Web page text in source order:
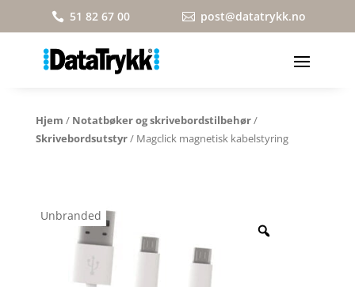
 51 82 67 00  post@datatrykk.no
Hjem / Notatbøker og skrivebordstilbehør/
Skrivebordsutstyr/ Magclick magnetisk kabelstyring
Unbranded